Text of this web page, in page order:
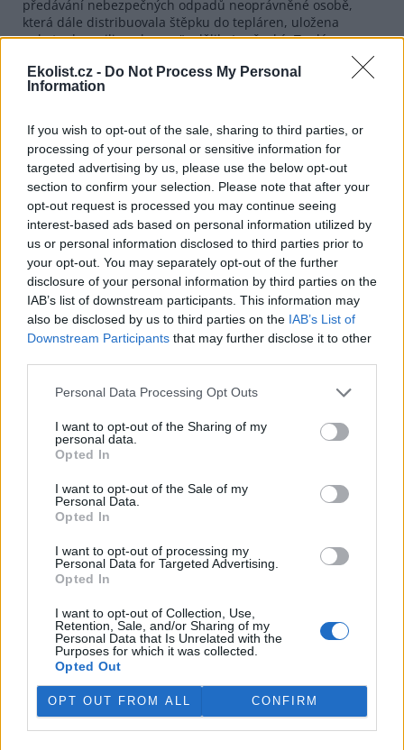
Ekolist.cz - Do Not Process My Personal
Information
If you wish to opt-out of the sale, sharing to third parties, or
processing of your personal or sensitive information for
targeted advertising by us, please use the below opt-out
section to confirm your selection. Please note that after your
opt-out request is processed you may continue seeing
interest-based ads based on personal information utilized by
us or personal information disclosed to third parties prior to
your opt-out. You may separately opt-out of the further
disclosure of your personal information by third parties on the
IAB’s list of downstream participants. This information may
also be disclosed by us to third parties on the IAB’s List of
Downstream Participants that may further disclose it to other
Personal Data Processing Opt Outs
I want to opt-out of the Sharing of my
personal data.
Opted In
I want to opt-out of the Sale of my
Personal Data.
Opted In
I want to opt-out of processing my
Personal Data for Targeted Advertising.
Opted In
I want to opt-out of Collection, Use,
Retention, Sale, and/or Sharing of my
Personal Data that Is Unrelated with the
Purposes for which it was collected.
Opted Out
OPT OUT FROM ALL CONFIRM
předávání nebezpečných odpadů neoprávněné osobě,
která dále distribuovala štěpku do tepláren, uložena
pokuta dva miliony korun," sdělila Loužecká. Teplárny
Prohřešky se vyřídily ve správním řízení, trestní oznámení
nikdo nepodal, řekl webu iROZHLAS.cz mluvčí policejního
prezidia Jakub Vinčálek.
Ministerstvo životního prostředí vydalo letos v dubnu
metodický pokyn, jak zacházet s dřevěnými výrobky
napuštěnými kreosotovými oleji, jako jsou dřevěné
železniční pražce, mostnice či sloupy. Zásadní je, aby
takové dřevo nebylo kontaminováno těžkými kovy nebo
halogenovanými organickými sloučeninami, zdůraznil
úřad.
Česká inspekce životního prostředí se loni zabývala 340
případy nelegálního nakládání s odpady, 107 z nich loni
odpadovém hospodářství a uložila 630 pokut za 56,6
nebezpečnými odpady v Česku za závažný problém.